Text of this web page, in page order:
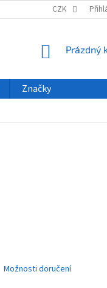
VELKOOBCHODCZK
NÁKUPNÍ
Prázdný
Značky
Možnosti doručení